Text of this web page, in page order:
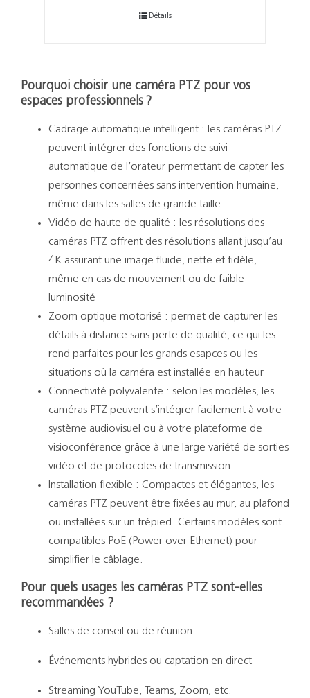
Détails
Pourquoi choisir une caméra PTZ pour vos
espaces professionnels ?
Cadrage automatique intelligent : les caméras PTZ
peuvent intégrer des fonctions de suivi
automatique de l’orateur permettant de capter les
personnes concernées sans intervention humaine,
même dans les salles de grande taille
Vidéo de haute de qualité : les résolutions des
caméras PTZ offrent des résolutions allant jusqu’au
4K assurant une image fluide, nette et fidèle,
même en cas de mouvement ou de faible
luminosité
Zoom optique motorisé : permet de capturer les
détails à distance sans perte de qualité, ce qui les
rend parfaites pour les grands esapces ou les
situations où la caméra est installée en hauteur
Connectivité polyvalente : selon les modèles, les
caméras PTZ peuvent s’intégrer facilement à votre
système audiovisuel ou à votre plateforme de
visioconférence grâce à une large variété de sorties
vidéo et de protocoles de transmission.
Installation flexible : Compactes et élégantes, les
caméras PTZ peuvent être fixées au mur, au plafond
ou installées sur un trépied. Certains modèles sont
compatibles PoE (Power over Ethernet) pour
simplifier le câblage.
Pour quels usages les caméras PTZ sont-elles
recommandées ?
Salles de conseil ou de réunion
Événements hybrides ou captation en direct
Streaming YouTube, Teams, Zoom, etc.